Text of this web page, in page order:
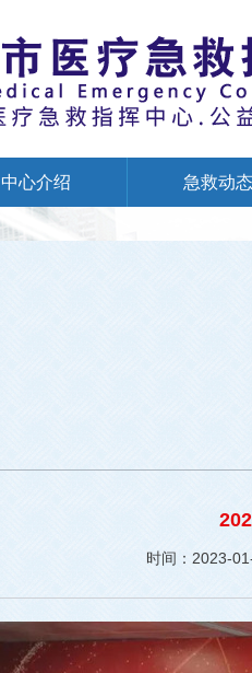
中心介绍 急救动态
时间：2023-